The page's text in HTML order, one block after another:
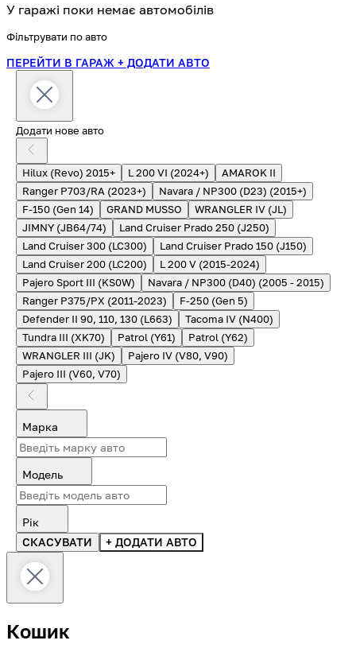
У гаражі поки немає автомобілів
Фільтрувати по авто
ПЕРЕЙТИ В ГАРАЖ + ДОДАТИ АВТО
Додати нове авто
Hilux (Revo) 2015+ L 200 VI (2024+)
AMAROK II
Ranger P703/RA (2023+)
Navara / NP300 (D23) (2015+)
F-150 (Gen 14)
GRAND MUSSO
WRANGLER IV (JL)
JIMNY (JB64/74)
Land Cruiser Prado 250 (J250)
Land Cruiser 300 (LC300)
Land Cruiser Prado 150 (J150)
Land Cruiser 200 (LC200)
L 200 V (2015-2024)
Pajero Sport III (KS0W)
Navara / NP300 (D40) (2005 - 2015)
Ranger P375/PX (2011-2023)
F-250 (Gen 5)
Defender II 90, 110, 130 (L663)
Tacoma IV (N400)
Tundra III (XK70)
Patrol (Y61)
Patrol (Y62)
WRANGLER III (JK)
Pajero IV (V80, V90)
Pajero III (V60, V70)
Марка
Модель
Рік
СКАСУВАТИ
+ ДОДАТИ АВТО
Кошик